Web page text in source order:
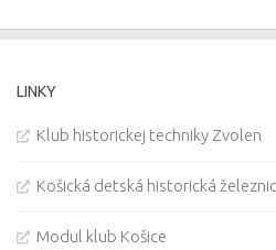
LINKY
Klub historickej techniky Zvolen
Košická detská historická
Modul klub Košice